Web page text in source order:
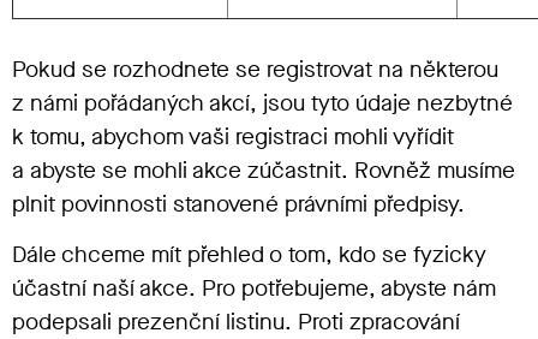
Pokud se rozhodnete se registrovat na některou
z námi pořádaných akcí, jsou tyto údaje nezbytné
k tomu, abychom vaši registraci mohli vyřídit
a abyste se mohli akce zúčastnit. Rovněž musíme
plnit povinnosti stanovené právními předpisy.
Dále chceme mít přehled o tom, kdo se fyzicky
účastní naší akce. Pro potřebujeme, abyste nám
podepsali prezenční listinu. Proti zpracování